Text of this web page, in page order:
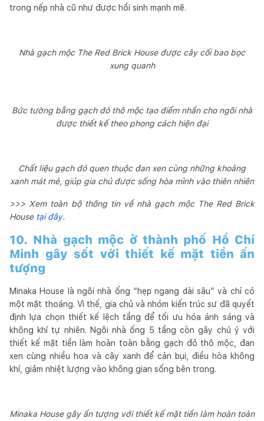
trong nếp nhà cũ như được hồi sinh mạnh mẽ.
Nhà gạch mộc The Red Brick House được cây cối bao bọc
xung quanh
Bức tường bằng gạch đỏ thô mộc tạo điểm nhấn cho ngôi nhà
được thiết kế theo phong cách hiện đại
Chất liệu gạch đỏ quen thuộc đan xen cùng những khoảng
xanh mát mẻ, giúp gia chủ được sống hòa mình vào thiên nhiên
>>> Xem toàn bộ thông tin về nhà gạch mộc The Red Brick
House tại đây.
10. Nhà gạch mộc ở thành phố Hồ Chí
Minh gây sốt với thiết kế mặt tiền ấn
tượng
Minaka House là ngôi nhà ống “hẹp ngang dài sâu” và chỉ có
một mặt thoáng. Vì thế, gia chủ và nhóm kiến trúc sư đã quyết
định lựa chọn thiết kế lệch tầng để tối ưu hóa ánh sáng và
không khí tự nhiên. Ngôi nhà ống 5 tầng còn gây chú ý với
thiết kế mặt tiền làm hoàn toàn bằng gạch đỏ thô mộc, đan
xen cùng nhiều hoa và cây xanh để cản bụi, điều hòa không
khí, giảm nhiệt lượng vào không gian sống bên trong.
Minaka House gây ấn tượng với thiết kế mặt tiền làm hoàn toàn